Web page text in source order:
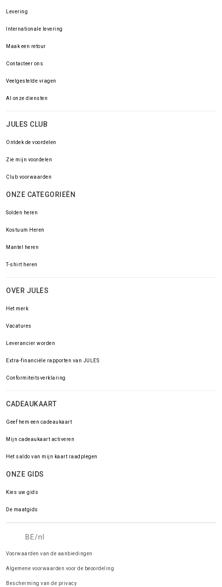
Levering
Internationale levering
Maak een retour
Contacteer ons
Veelgestelde vragen
Al onze diensten
JULES CLUB
Ontdek de voordelen
Zie mijn voordelen
Club voorwaarden
ONZE CATEGORIEËN
Solden heren
Kostuum Heren
Mantel heren
T-shirt heren
OVER JULES
Het merk
Vacatures
Leverancier worden
Extra-financiële rapporten van JULES
Conformiteitsverklaring
CADEAUKAART
Geef hem een cadeaukaart
Mijn cadeaukaart activeren
Het saldo van mijn kaart raadplegen
ONZE GIDS
Kies uw gids
De maatgids
BE/nl
Voorwaarden van de aanbiedingen
Algemene voorwaarden voor de beoordeling
Bescherming van de privacy